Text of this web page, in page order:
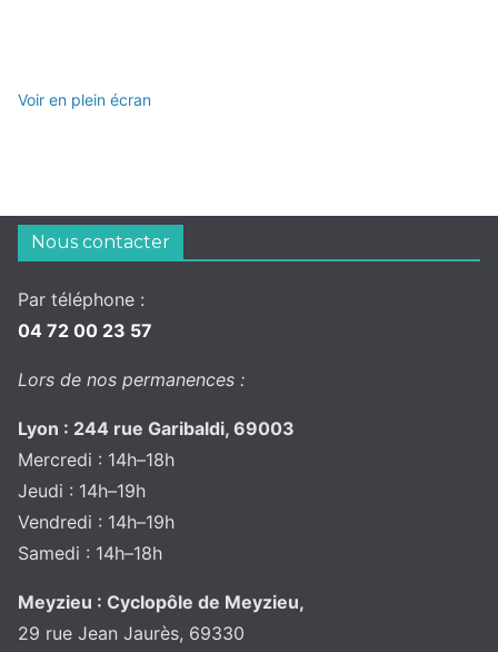
Voir en plein écran
Nous contacter
Par téléphone :
04 72 00 23 57
Lors de nos permanences :
Lyon : 244 rue Garibaldi, 69003
Mercredi : 14h–18h
Jeudi : 14h–19h
Vendredi : 14h–19h
Samedi : 14h–18h
Meyzieu : Cyclopôle de Meyzieu,
29 rue Jean Jaurès, 69330